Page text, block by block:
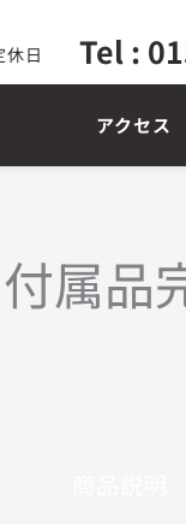
日 Tel :
アクセス
属品